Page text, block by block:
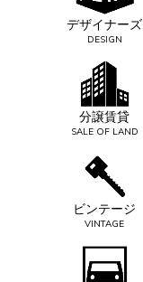
デザイナーズ
DESIGN
分譲賃貸
SALE OF LAND
ビンテージ
VINTAGE